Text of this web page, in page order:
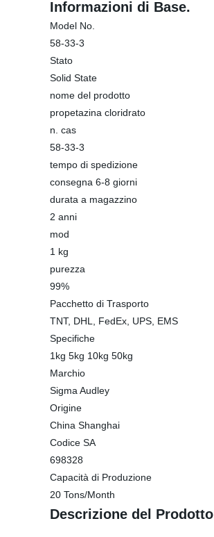
Informazioni di Base.
Model No.
58-33-3
Stato
Solid State
nome del prodotto
propetazina cloridrato
n. cas
58-33-3
tempo di spedizione
consegna 6-8 giorni
durata a magazzino
2 anni
mod
1 kg
purezza
99%
Pacchetto di Trasporto
TNT, DHL, FedEx, UPS, EMS
Specifiche
1kg 5kg 10kg 50kg
Marchio
Sigma Audley
Origine
China Shanghai
Codice SA
698328
Capacità di Produzione
20 Tons/Month
Descrizione del Prodotto